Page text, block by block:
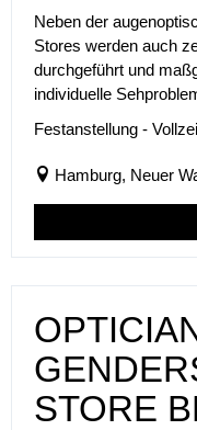
Neben der
Stores werden auch
durchgeführt und
individuelle
Festanstellung -
Hamburg, Neuer
STORE